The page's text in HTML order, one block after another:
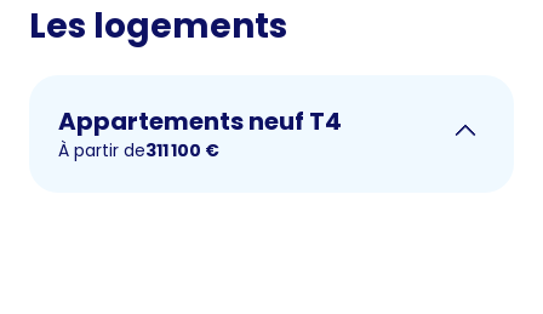
Les logements
Appartements neuf T4
À partir de311 100 €